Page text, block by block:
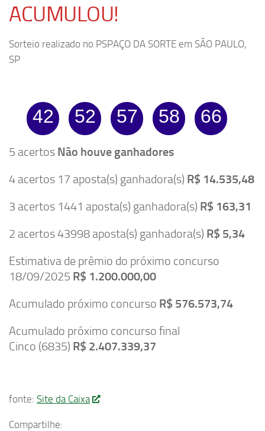
ACUMULOU!
Sorteio realizado no PSPAÇO DA SORTE em SÃO PAULO,
SP
42 52 57 58 66
5 acertos Não houve ganhadores
4 acertos 17 aposta(s) ganhadora(s) R$ 14.535,48
3 acertos 1441 aposta(s) ganhadora(s) R$ 163,31
2 acertos 43998 aposta(s) ganhadora(s) R$ 5,34
Estimativa de prêmio do próximo concurso
18/09/2025 R$ 1.200.000,00
Acumulado próximo concurso R$ 576.573,74
Acumulado próximo concurso final
Cinco (6835) R$ 2.407.339,37
fonte: Site da Caixa
Compartilhe: